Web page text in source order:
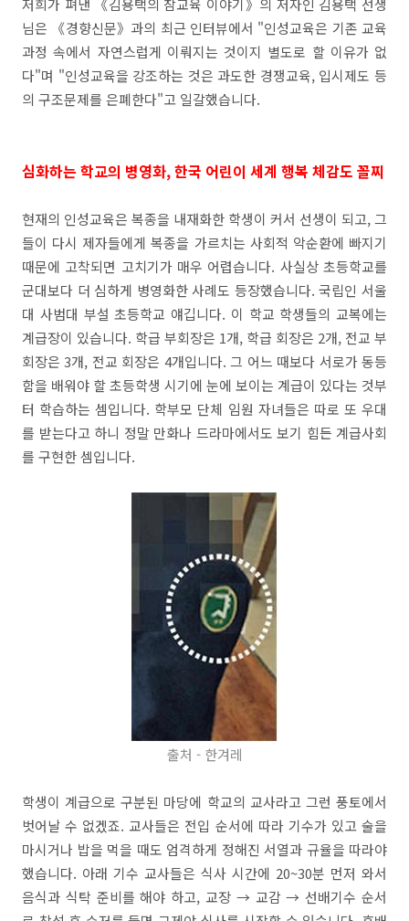
님은 《경향신문》과의 최근 인터뷰에서 "인성교육은 기존 교육
과정 속에서 자연스럽게 이뤄지는 것이지 별도로 할 이유가 없
다"며 "인성교육을 강조하는 것은 과도한 경쟁교육, 입시제도 등
의 구조문제를 은폐한다"고 일갈했습니다.
심화하는 학교의 병영화, 한국 어린이 세계 행복 체감도 꼴찌
현재의 인성교육은 복종을 내재화한 학생이 커서 선생이 되고, 그
들이 다시 제자들에게 복종을 가르치는 사회적 악순환에 빠지기
때문에 고착되면 고치기가 매우 어렵습니다. 사실상 초등학교를
군대보다 더 심하게 병영화한 사례도 등장했습니다. 국립인 서울
대 사범대 부설 초등학교 얘깁니다. 이 학교 학생들의 교복에는
계급장이 있습니다. 학급 부회장은 1개, 학급 회장은 2개, 전교 부
회장은 3개, 전교 회장은 4개입니다. 그 어느 때보다 서로가 동등
함을 배워야 할 초등학생 시기에 눈에 보이는 계급이 있다는 것부
터 학습하는 셈입니다. 학부모 단체 임원 자녀들은 따로 또 우대
를 받는다고 하니 정말 만화나 드라마에서도 보기 힘든 계급사회
를 구현한 셈입니다.
출처 - 한겨레
학생이 계급으로 구분된 마당에 학교의 교사라고 그런 풍토에서
벗어날 수 없겠죠. 교사들은 전입 순서에 따라 기수가 있고 술을
마시거나 밥을 먹을 때도 엄격하게 정해진 서열과 규율을 따라야
했습니다. 아래 기수 교사들은 식사 시간에 20~30분 먼저 와서
음식과 식탁 준비를 해야 하고, 교장 → 교감 → 선배기수 순서